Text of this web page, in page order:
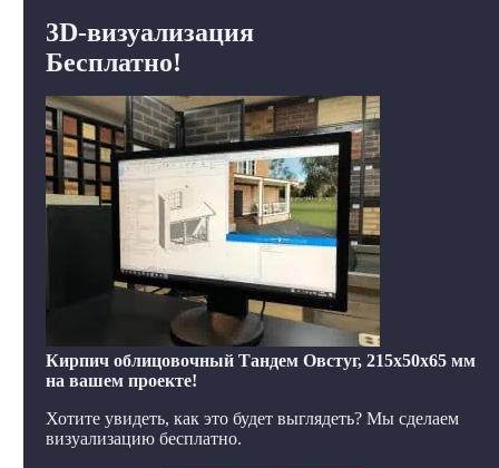
3D-визуализация
Бесплатно!
Кирпич облицовочный Тандем Овстуг, 215x50x65 мм
на вашем проекте!
Хотите увидеть, как это будет выглядеть? Мы сделаем
визуализацию бесплатно.